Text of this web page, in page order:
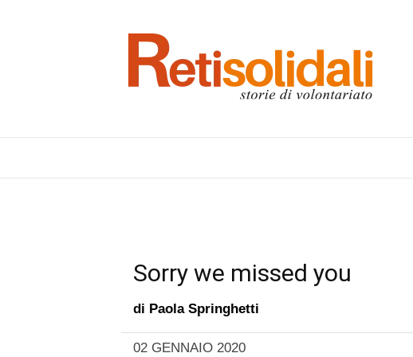
Sorry we missed you
di Paola Springhetti
02 GENNAIO 2020